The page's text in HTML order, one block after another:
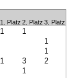
1. Platz 2. Platz 3. Platz
1
1
1
1
1 3
2
1